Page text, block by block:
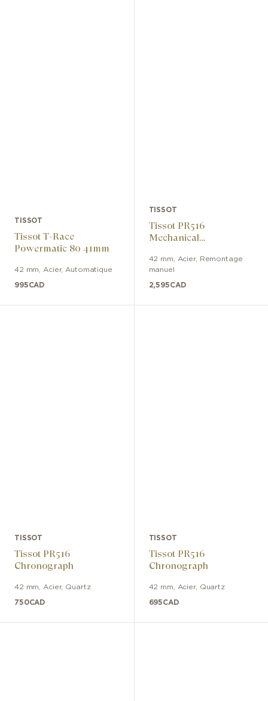
TISSOT
Tissot T-Race
Powermatic 80 41mm
42 mm,Acier,Automatique
995CAD
TISSOT
Tissot PR516
Mechanical
42 mm, Acier, Remontage
manuel
2,595CAD
TISSOT
Tissot PR516
Chronograph
42 mm Acier, Quartz
750CAD
TISSOT
Tissot PR516
Chronograph
42 mm Acier, Quartz
695CAD